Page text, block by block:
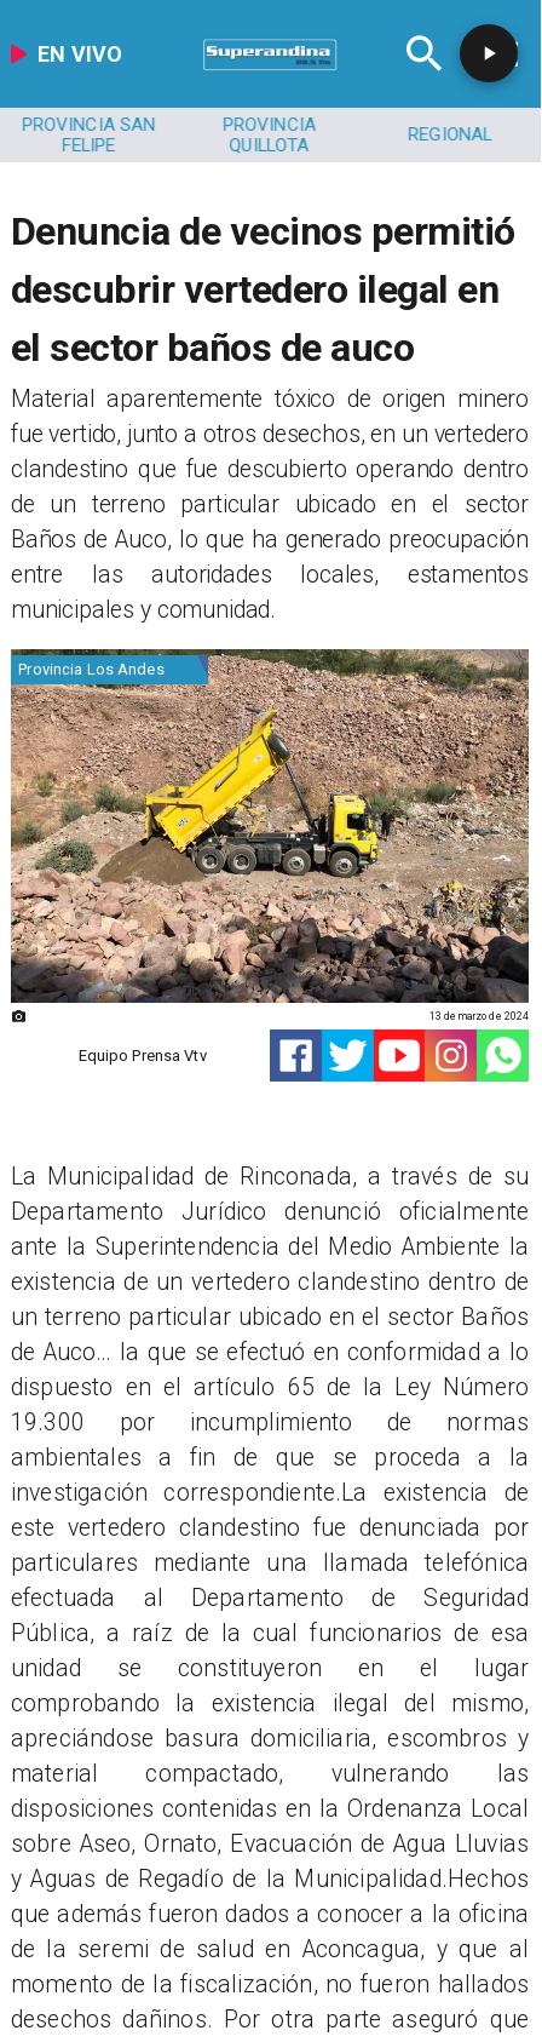
EN VIVO
PROVINCIA SAN
FELIPE
PROVINCIA
QUILLOTA
REGIONAL
Denuncia de vecinos permitió
descubrir vertedero ilegal en
el sector baños de auco
​Material aparentemente tóxico de origen minero
fue vertido, junto a otros desechos, en un vertedero
clandestino que fue descubierto operando dentro
de un terreno particular ubicado en el sector
Baños de Auco, lo que ha generado preocupación
entre las autoridades locales, estamentos
municipales y comunidad.
Provincia Los Andes
Equipo Prensa Vtv
13 de marzo de 2024
​La Municipalidad de Rinconada, a través de su
Departamento Jurídico denunció oficialmente
ante la Superintendencia del Medio Ambiente la
existencia de un vertedero clandestino dentro de
un terreno particular ubicado en el sector Baños
de Auco… la que se efectuó en conformidad a lo
dispuesto en el artículo 65 de la Ley Número
19.300 por incumplimiento de normas
ambientales a fin de que se proceda a la
investigación correspondiente.La existencia de
este vertedero clandestino fue denunciada por
particulares mediante una llamada telefónica
efectuada al Departamento de Seguridad
Pública, a raíz de la cual funcionarios de esa
unidad se constituyeron en el lugar
comprobando la existencia ilegal del mismo,
apreciándose basura domiciliaria, escombros y
material compactado, vulnerando las
disposiciones contenidas en la Ordenanza Local
sobre Aseo, Ornato, Evacuación de Agua Lluvias
y Aguas de Regadío de la Municipalidad.Hechos
que además fueron dados a conocer a la oficina
de la seremi de salud en Aconcagua, y que al
momento de la fiscalización, no fueron hallados
desechos dañinos. Por otra parte aseguró que